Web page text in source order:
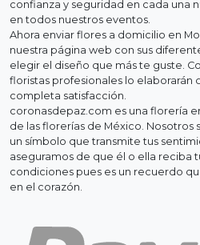
confianza y seguridad en cada una
en todos nuestros eventos.
Ahora enviar flores a domicilio en
nuestra página web con sus
elegir el diseño que más te guste.
floristas profesionales lo elaborarán
completa satisfacción.
coronasdepaz.com es una florería
de las florerías de México.
un símbolo que transmite tus
aseguramos de que él o ella reciba
condiciones pues es un recuerdo
en el corazón.